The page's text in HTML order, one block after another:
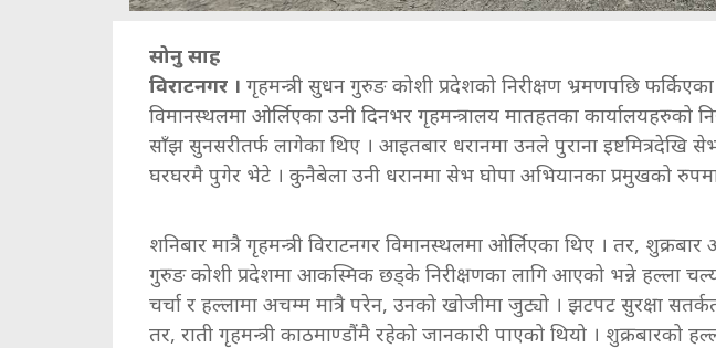
सोनु साह
विराटनगर । गृहमन्त्री सुधन गुरुङ कोशी प्रदेशको निरीक्षण भ्रमणपछि
विमानस्थलमा ओर्लिएका उनी दिनभर गृहमन्त्रालय मातहतका कार्यालयहरुको
साँझ सुनसरीतर्फ लागेका थिए । आइतबार धरानमा उनले पुराना इष्टमित्रदेखि
घरघरमै पुगेर भेटे । कुनैबेला उनी धरानमा सेभ घोपा अभियानका प्रमुखको
शनिबार मात्रै गृहमन्त्री विराटनगर विमानस्थलमा ओर्लिएका थिए । तर, शुक्रबार
गुरुङ कोशी प्रदेशमा आकस्मिक छड्के निरीक्षणका लागि आएको भन्ने हल्ला
चर्चा र हल्लामा अचम्म मात्रै परेन, उनको खोजीमा जुट्यो । झटपट सुरक्षा
तर, राती गृहमन्त्री काठमाण्डौंमै रहेको जानकारी पाएको थियो । शुक्रबारको